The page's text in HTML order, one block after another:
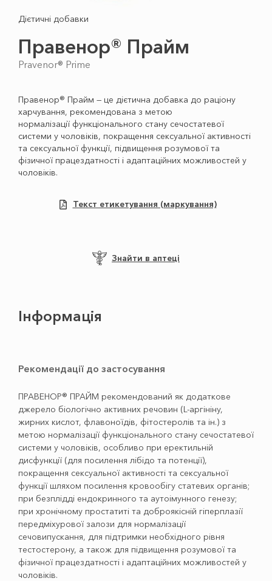
Дієтичні добавки
Правенор® Прайм
Pravenor® Prime
Правенор® Прайм — це дієтична добавка до раціону
харчування, рекомендована з метою
нормалізації функціонального стану сечостатевої
системи у чоловіків, покращення сексуальної активності
та сексуальної функції, підвищення розумової та
фізичної працездатності і адаптаційних можливостей у
чоловіків.
Текст етикетування (маркування)
Знайти в аптеці
Інформація
Рекомендації до застосування
ПРАВЕНОР® ПРАЙМ рекомендований як додаткове
джерело біологічно активних речовин (L-аргініну,
жирних кислот, флавоноїдів, фітостеролів та ін.) з
метою нормалізації функціонального стану сечостатевої
системи у чоловіків, особливо при еректильній
дисфункції (для посилення лібідо та потенції),
покращення сексуальної активності та сексуальної
функції шляхом посилення кровообігу статевих органів;
при безплідді ендокринного та аутоімунного генезу;
при хронічному простатиті та доброякісній гіперплазії
передміхурової залози для нормалізації
сечовипускання, для підтримки необхідного рівня
тестостерону, а також для підвищення розумової та
фізичної працездатності і адаптаційних можливостей у
чоловіків.